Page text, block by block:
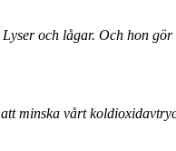
och lågar. Och hon gör
minska vårt